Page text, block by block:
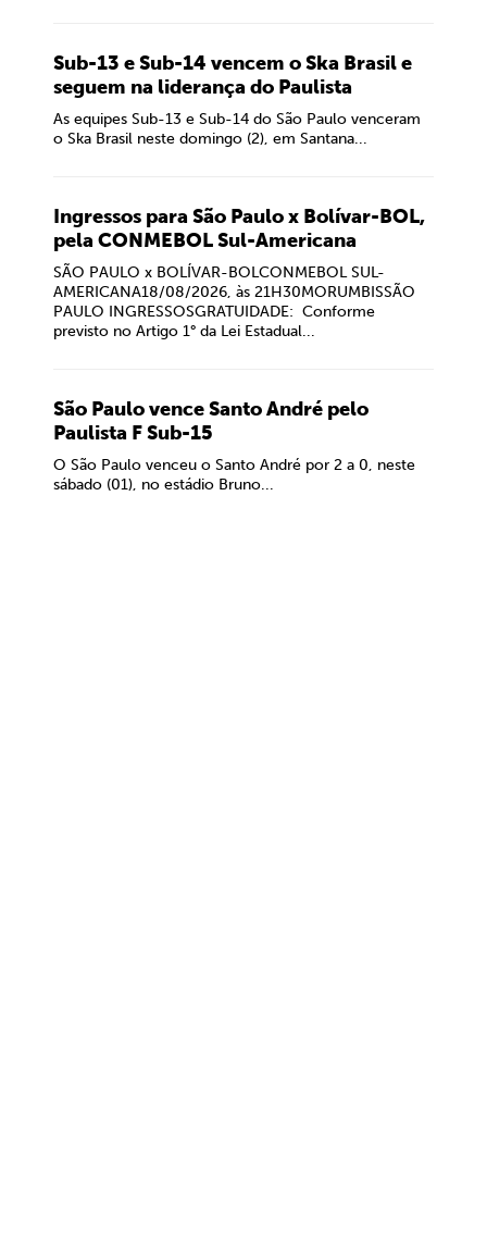
Sub-13 e Sub-14 vencem o Ska Brasil e
seguem na liderança do Paulista
As equipes Sub-13 e Sub-14 do São Paulo venceram
o Ska Brasil neste domingo (2), em Santana...
Ingressos para São Paulo x Bolívar-BOL,
pela CONMEBOL Sul-Americana
SÃO PAULO x BOLÍVAR-BOLCONMEBOL SUL-
AMERICANA18/08/2026, às 21H30MORUMBISSÃO
PAULO INGRESSOSGRATUIDADE: Conforme
previsto no Artigo 1° da Lei Estadual...
São Paulo vence Santo André pelo
Paulista F Sub-15
O São Paulo venceu o Santo André por 2 a 0, neste
sábado (01), no estádio Bruno...